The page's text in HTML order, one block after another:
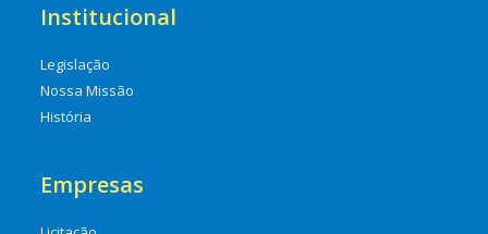
Institucional
Legislação
Nossa Missão
História
Empresas